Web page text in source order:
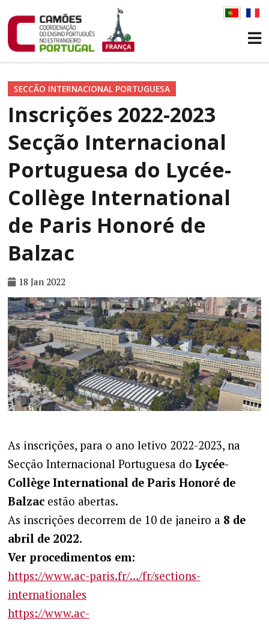
SECCÃO INTERNACIONAL PORTUGUESA
Inscrições 2022-2023
Secção Internacional
Portuguesa do Lycée-
Collège International
de Paris Honoré de
Balzac
18 Jan 2022
As inscrições, para o ano letivo 2022-2023, na
Secção Internacional Portuguesa do Lycée-
Collège International de Paris Honoré de
Balzacestão abertas.
As inscrições decorrem de 10 de janeiro a 8 de
abril de 2022.
Ver procedimentos em:
https://www.ac-paris.fr/…/fr/sections-
internationales
https://www.ac-